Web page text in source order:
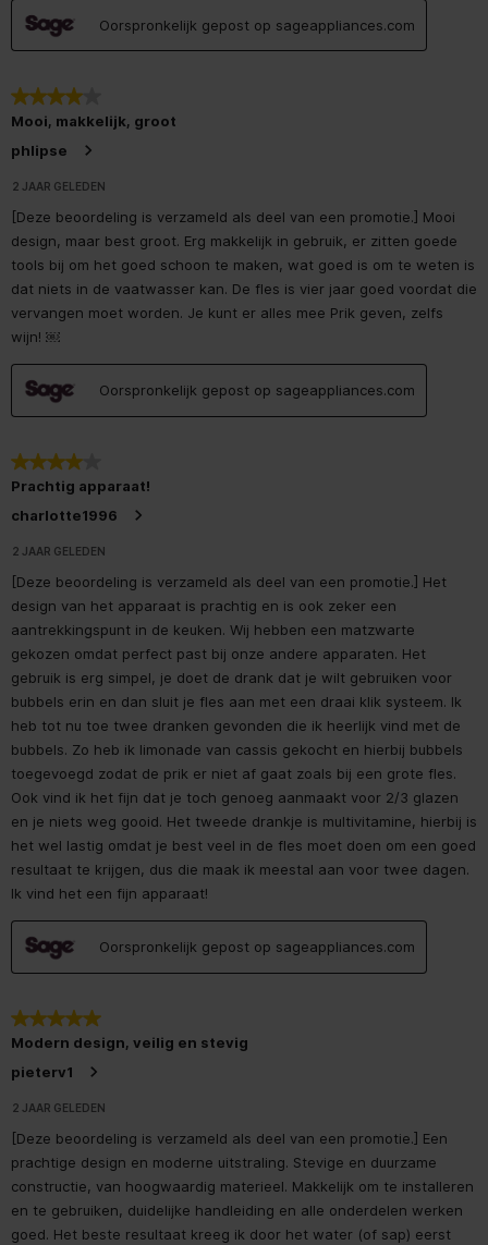
Oorspronkelijk gepost op sageappliances.com
4 van 5 sterren.
Mooi, makkelijk, groot
phlipse
2 JAAR GELEDEN
[Deze beoordeling is verzameld als deel van een promotie.] Mooi
design, maar best groot. Erg makkelijk in gebruik, er zitten goede
tools bij om het goed schoon te maken, wat goed is om te weten is
dat niets in de vaatwasser kan. De fles is vier jaar goed voordat die
vervangen moet worden. Je kunt er alles mee Prik geven, zelfs
wijn! ￼
Oorspronkelijk gepost op sageappliances.com
4 van 5 sterren.
Prachtig apparaat!
charlotte1996
2 JAAR GELEDEN
[Deze beoordeling is verzameld als deel van een promotie.] Het
design van het apparaat is prachtig en is ook zeker een
aantrekkingspunt in de keuken. Wij hebben een matzwarte
gekozen omdat perfect past bij onze andere apparaten. Het
gebruik is erg simpel, je doet de drank dat je wilt gebruiken voor
bubbels erin en dan sluit je fles aan met een draai klik systeem. Ik
heb tot nu toe twee dranken gevonden die ik heerlijk vind met de
bubbels. Zo heb ik limonade van cassis gekocht en hierbij bubbels
toegevoegd zodat de prik er niet af gaat zoals bij een grote fles.
Ook vind ik het fijn dat je toch genoeg aanmaakt voor 2/3 glazen
en je niets weg gooid. Het tweede drankje is multivitamine, hierbij is
het wel lastig omdat je best veel in de fles moet doen om een goed
resultaat te krijgen, dus die maak ik meestal aan voor twee dagen.
Ik vind het een fijn apparaat!
Oorspronkelijk gepost op sageappliances.com
5 van 5 sterren.
Modern design, veilig en stevig
pieterv1
2 JAAR GELEDEN
[Deze beoordeling is verzameld als deel van een promotie.] Een
prachtige design en moderne uitstraling. Stevige en duurzame
constructie, van hoogwaardig materieel. Makkelijk om te installeren
en te gebruiken, duidelijke handleiding en alle onderdelen werken
goed. Het beste resultaat kreeg ik door het water (of sap) eerst